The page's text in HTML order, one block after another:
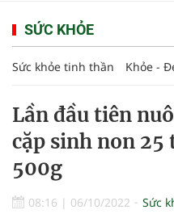
SỨC KHỎE
Sức khỏe tinh thần Khỏe -
Lần đầu tiên
cặp sinh non
500g
08:16 | 06/10/2022 Sức